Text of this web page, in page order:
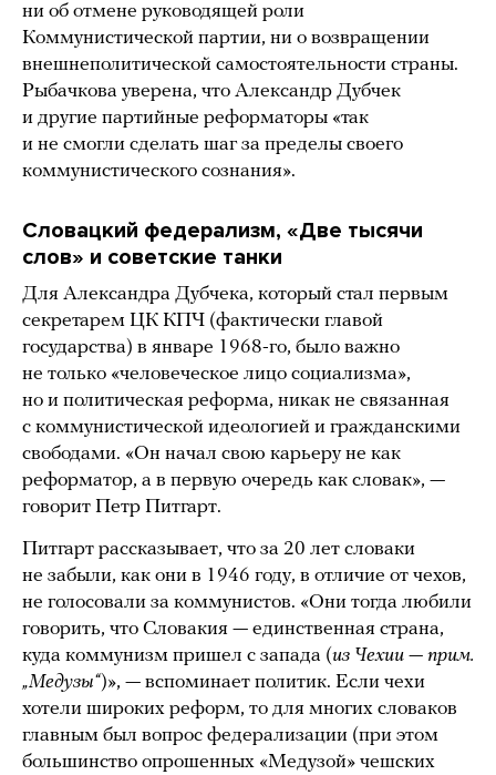
ни об отмене руководящей роли
Коммунистической партии, ни о возвращении
внешнеполитической самостоятельности страны.
Рыбачкова уверена, что Александр Дубчек
и другие партийные реформаторы «так
и не смогли сделать шаг за пределы своего
коммунистического сознания».
Словацкий федерализм, «Две тысячи
слов» и советские танки
Для Александра Дубчека, который стал первым
секретарем ЦК КПЧ (фактически главой
государства) в январе 1968-го, было важно
не только «человеческое лицо социализма»,
но и политическая реформа, никак не связанная
с коммунистической идеологией и гражданскими
свободами. «Он начал свою карьеру не как
реформатор, а в первую очередь как словак», —
говорит Петр Питгарт.
Питгарт рассказывает, что за 20 лет словаки
не забыли, как они в 1946 году, в отличие от чехов,
не голосовали за коммунистов. «Они тогда любили
говорить, что Словакия — единственная страна,
куда коммунизм пришел с запада (из Чехии — прим.
„Медузы“)», — вспоминает политик. Если чехи
хотели широких реформ, то для многих словаков
главным был вопрос федерализации (при этом
большинство опрошенных «Медузой» чешских